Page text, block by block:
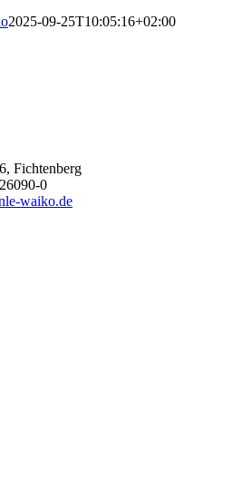
2025-09-25T10:05:16+02:00
Fichtenberg
0
waiko.de